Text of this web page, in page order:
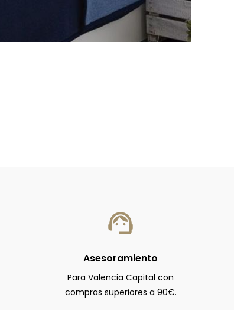
Asesoramiento
Para Valencia Capital con
compras superiores a 90€.